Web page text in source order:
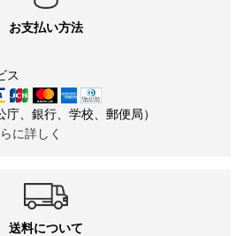
お支払い方法
ス
、銀行、学校、郵便局）
に詳しく
送料について